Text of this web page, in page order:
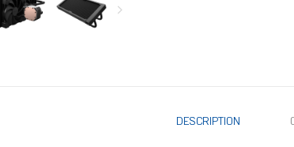
DESCRIPTION